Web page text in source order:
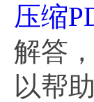
压缩
解答
以帮